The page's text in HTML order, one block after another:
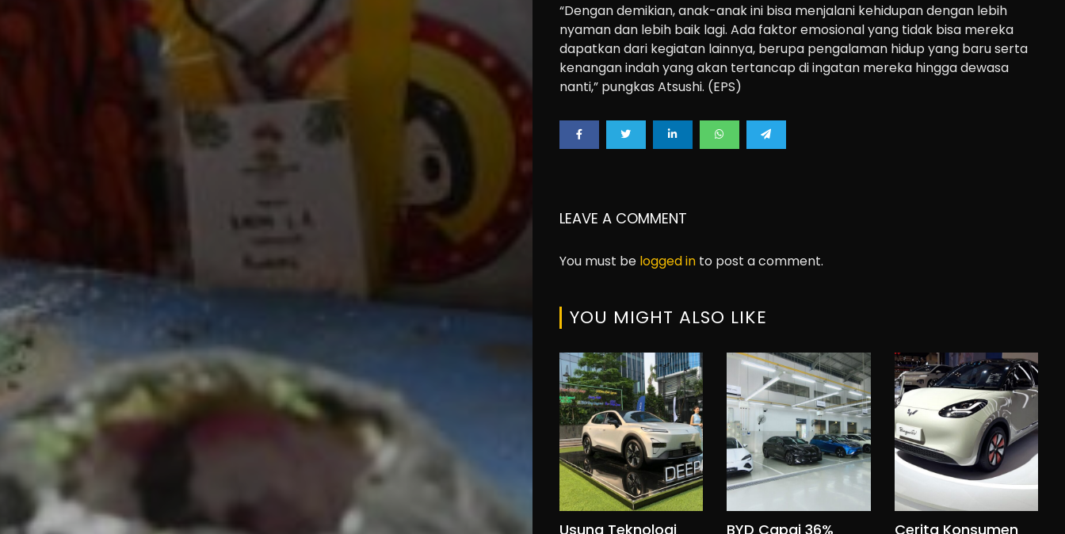
“Dengan demikian, anak-anak ini bisa menjalani kehidupan dengan lebih
nyaman dan lebih baik lagi. Ada faktor emosional yang tidak bisa mereka
dapatkan dari kegiatan lainnya, berupa pengalaman hidup yang baru serta
kenangan indah yang akan tertancap di ingatan mereka hingga dewasa
nanti,” pungkas Atsushi. (EPS)
LEAVE A COMMENT
You must be logged into post a comment.
YOU MIGHT ALSO LIKE
Usung Teknologi BYD Capai 36% Cerita Konsumen